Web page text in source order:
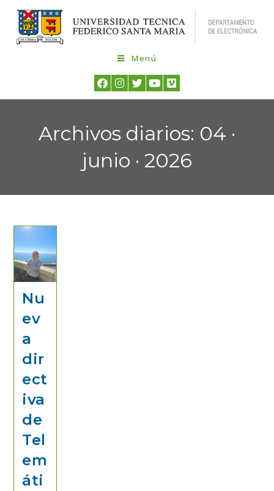
Menú
Archivos diarios: 04 ·
junio · 2026
Nu
ev
a
dir
ect
iva
de
Tel
em
áti